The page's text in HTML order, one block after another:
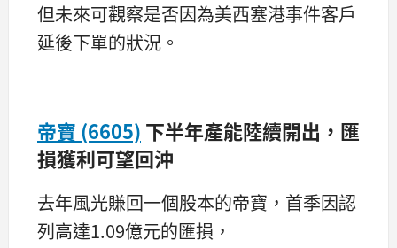
但未來可觀察是否因為美西塞港事件客戶
延後下單的狀況。
帝寶 (6605) 下半年產能陸續開出，匯
損獲利可望回沖
去年風光賺回一個股本的帝寶，首季因認
列高達1.09億元的匯損，